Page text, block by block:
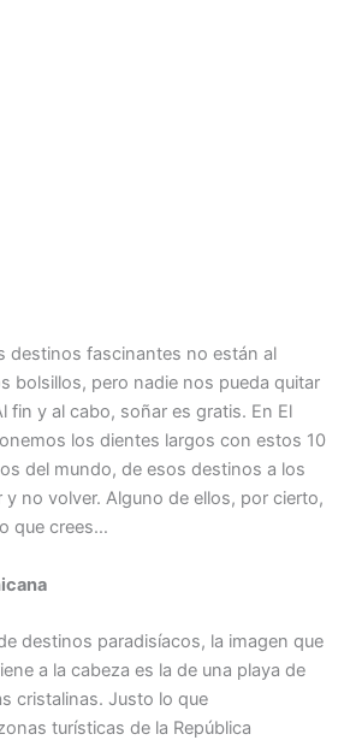
destinos fascinantes no están al
bolsillos, pero nadie nos pueda quitar
fin y al cabo, soñar es gratis. En El
los dientes largos con estos 10
del mundo, de esos destinos a los
y no volver. Alguno de ellos, por cierto,
que crees…
destinos paradisíacos, la imagen que
a la cabeza es la de una playa de
cristalinas. Justo lo que
turísticas de la República